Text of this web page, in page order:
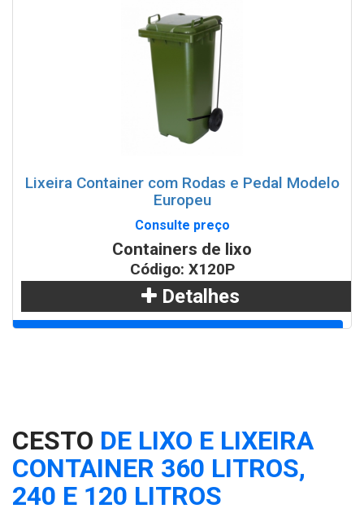
WhatsApp
Lixeira Container com Rodas e Pedal Modelo
Europeu
Consulte preço
Containers de lixo
Código: X120P
Detalhes
CESTO DE LIXO E LIXEIRA
CONTAINER 360 LITROS,
240 E 120 LITROS